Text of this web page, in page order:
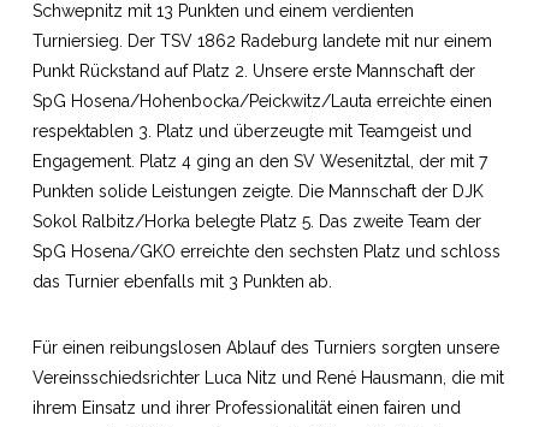
Schwepnitz mit 13 Punkten und einem verdienten
Turniersieg. Der TSV 1862 Radeburg landete mit nur einem
Punkt Rückstand auf Platz 2. Unsere erste Mannschaft der
SpG Hosena/Hohenbocka/Peickwitz/Lauta erreichte einen
respektablen 3. Platz und überzeugte mit Teamgeist und
Engagement. Platz 4 ging an den SV Wesenitztal, der mit 7
Punkten solide Leistungen zeigte. Die Mannschaft der DJK
Sokol Ralbitz/Horka belegte Platz 5. Das zweite Team der
SpG Hosena/GKO erreichte den sechsten Platz und schloss
das Turnier ebenfalls mit 3 Punkten ab.
Für einen reibungslosen Ablauf des Turniers sorgten unsere
Vereinsschiedsrichter Luca Nitz und René Hausmann, die mit
ihrem Einsatz und ihrer Professionalität einen fairen und